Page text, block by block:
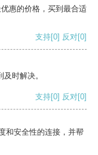
惠的价格，买到最合适
支持[0] 反对[0]
时解决。
支持[0] 反对[0]
和安全性的连接，并帮